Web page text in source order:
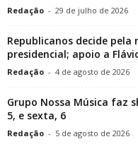
Redação - 29 de julho de 2026
Republicanos decide
presidencial; apoio a
Redação - 4 de agosto de 2026
Grupo Nossa Música faz
5, e sexta, 6
Redação - 5 de agosto de 2026